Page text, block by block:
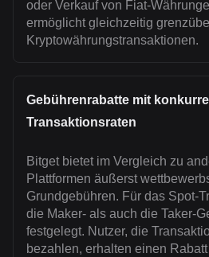
oder Verkauf von Fiat-
ermöglicht gleichzeitig
Kryptowährungstransaktionen.
Gebührenrabatte mit
Transaktionsraten
Bitget bietet im Vergleich zu
Plattformen äußerst
Grundgebühren. Für das Spot-
die Maker- als auch die Taker-
festgelegt. Nutzer, die
bezahlen, erhalten einen